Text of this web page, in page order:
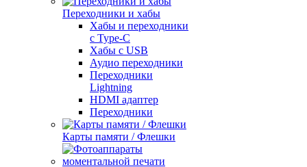
Переходники и хабы
Хабы и переходники
с Type-C
Хабы с USB
Аудио переходники
Переходники
Lightning
HDMI адаптер
Переходники
Карты памяти / Флешки